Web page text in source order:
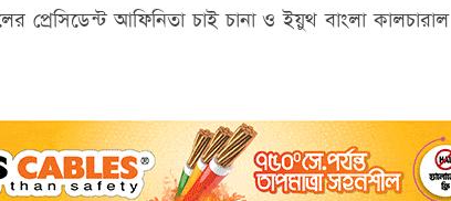
প্রেসিডেন্ট আফিনিতা চাই চানা ও ইয়ুথ বাংলা কালচারাল